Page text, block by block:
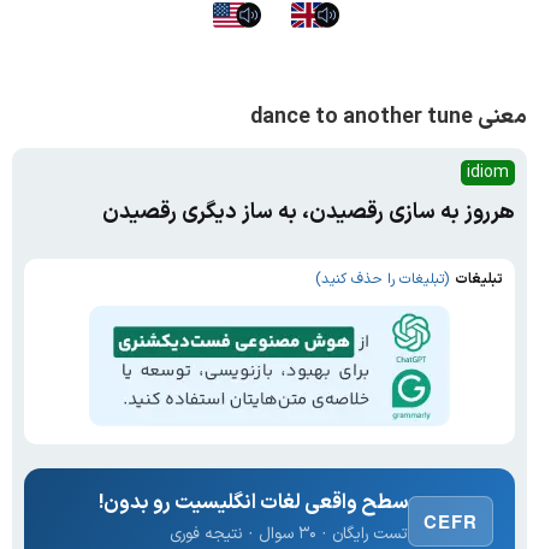
معنی dance to another tune
idiom
هرروز به سازی رقصیدن، به ساز دیگری رقصیدن
تبلیغات (تبلیغات را حذف کنید)
CEFR
سطح واقعی لغات انگلیسیت رو بدون!
تست رایگان · ۳۰ سوال · نتیجه فوری